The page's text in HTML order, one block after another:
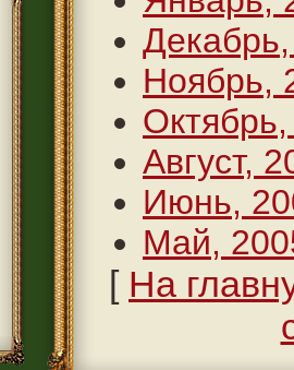
Ноябрь,
Август,
Июнь,
Май,
[ На